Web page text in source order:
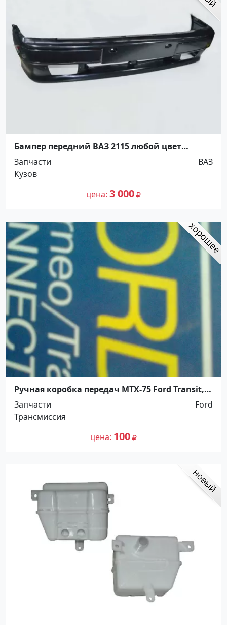
Бампер передний ВАЗ 2115 любой цвет
Краснодар
Запчасти
ВАЗ
Кузов
цена 3 000
Ручная коробка передач МТХ-75 Ford Transit,
Connect, Mondeo Кочубеевское
Запчасти
Ford
Трансмиссия
цена 100